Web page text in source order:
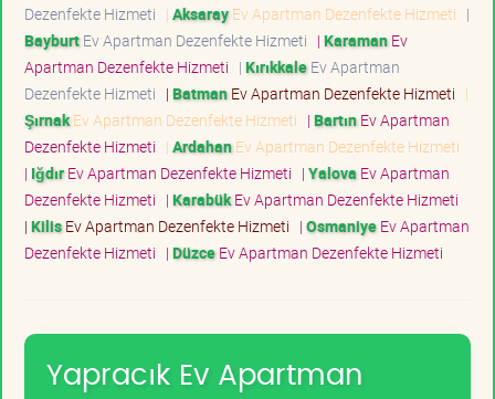
Dezenfekte Hizmeti | AksarayEv Apartman Dezenfekte Hizmeti |
BayburtEv Apartman Dezenfekte Hizmeti | KaramanEv
Apartman Dezenfekte Hizmeti | KırıkkaleEv Apartman
Dezenfekte Hizmeti | BatmanEv Apartman Dezenfekte Hizmeti |
ŞırnakEv Apartman Dezenfekte Hizmeti | BartınEv Apartman
Dezenfekte Hizmeti | ArdahanEv Apartman Dezenfekte Hizmeti
| IğdırEv Apartman Dezenfekte Hizmeti | Yalova Ev Apartman
Dezenfekte Hizmeti | KarabükEv Apartman Dezenfekte Hizmeti
| KilisEv Apartman Dezenfekte Hizmeti | OsmaniyeEv Apartman
Dezenfekte Hizmeti | DüzceEv Apartman Dezenfekte Hizmeti
Yapracık Ev Apartman